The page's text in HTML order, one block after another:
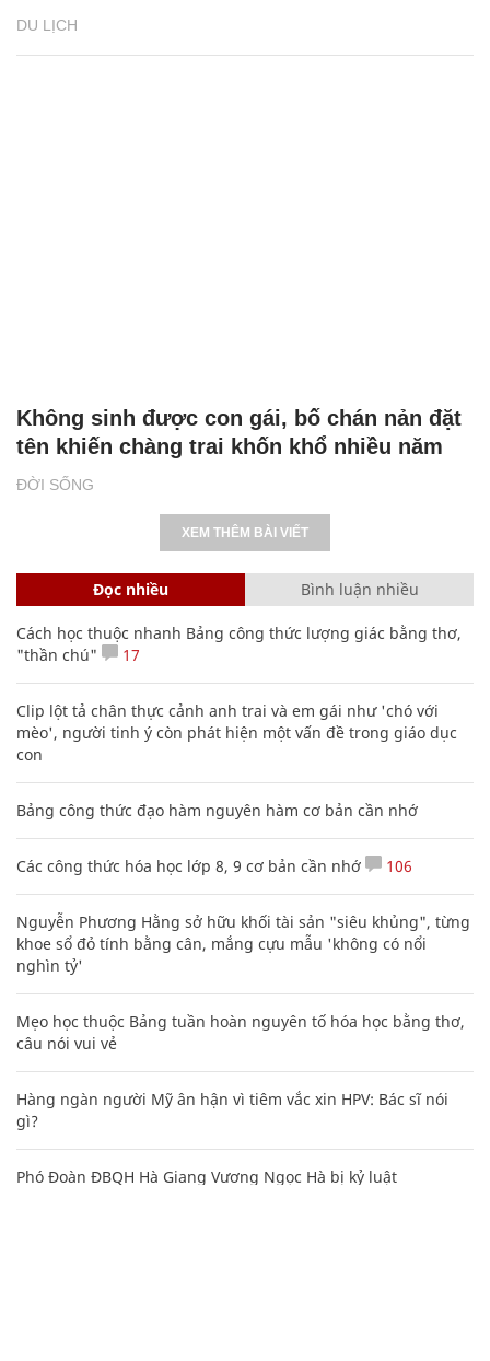
DU LỊCH
ĐỜI SỐNG
Không sinh được con gái, bố chán nản đặt
tên khiến chàng trai khốn khổ nhiều năm
XEM THÊM BÀI VIẾT
Đọc nhiều Bình luận nhiều
Cách học thuộc nhanh Bảng công thức lượng giác bằng thơ,
"thần chú"
17
Clip lột tả chân thực cảnh anh trai và em gái như 'chó với
mèo', người tinh ý còn phát hiện một vấn đề trong giáo dục
con
Bảng công thức đạo hàm nguyên hàm cơ bản cần nhớ
Các công thức hóa học lớp 8, 9 cơ bản cần nhớ 106
Nguyễn Phương Hằng sở hữu khối tài sản "siêu khủng", từng
khoe sổ đỏ tính bằng cân, mắng cựu mẫu 'không có nổi
nghìn tỷ'
Mẹo học thuộc Bảng tuần hoàn nguyên tố hóa học bằng thơ,
câu nói vui vẻ
Hàng ngàn người Mỹ ân hận vì tiêm vắc xin HPV: Bác sĩ nói
gì?
Phó Đoàn ĐBQH Hà Giang Vương Ngọc Hà bị kỷ luật